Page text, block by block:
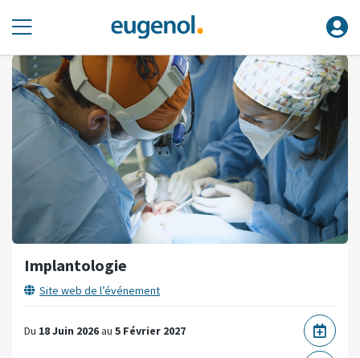
Implantologie
Site web de l’événement
Du 18 Juin 2026au 5 Février 2027